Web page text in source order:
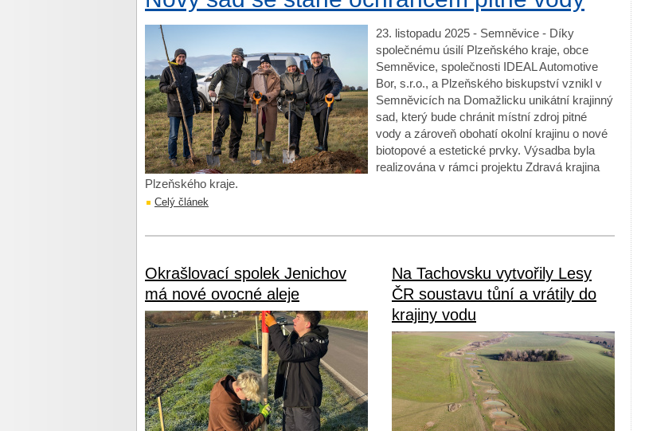
23. listopadu 2025 - Semněvice - Díky
společnému úsilí Plzeňského kraje, obce
Semněvice, společnosti IDEAL Automotive
Bor, s.r.o., a Plzeňského biskupství vznikl v
Semněvicích na Domažlicku unikátní krajinný
sad, který bude chránit místní zdroj pitné
vody a zároveň obohatí okolní krajinu o nové
biotopové a estetické prvky. Výsadba byla
realizována v rámci projektu Zdravá krajina
Plzeňského kraje.
Celý článek
Okrašlovací spolek Jenichov
má nové ovocné aleje
Na Tachovsku vytvořily Lesy
ČR soustavu tůní a vrátily do
krajiny vodu